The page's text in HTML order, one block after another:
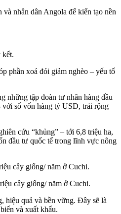
nhân dân Angola để kiến tạo nền
kết.
phần xoá đói giảm nghèo – yếu tố
những tập đoàn tư nhân hàng đầu
số vốn hàng tỷ USD, trải rộng
cứu “khủng” – tới 6,8 triệu ha,
đầu tư quốc tế trong lĩnh vực nông
cây giống/ năm ở Cuchi.
hiệu quả và bền vững. Đây sẽ là
và xuất khẩu.